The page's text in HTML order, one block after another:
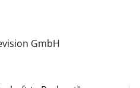
GmbH